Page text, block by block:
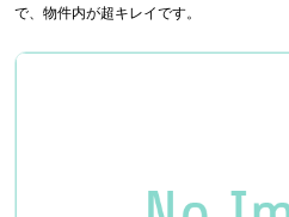
で、物件内が超キレイです。